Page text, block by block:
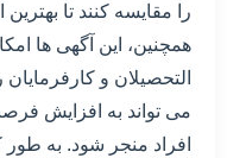
را مقایسه کنند تا
همچنین، این آگهی ها
التحصیلان و
می تواند به افزایش
افراد منجر شود. به